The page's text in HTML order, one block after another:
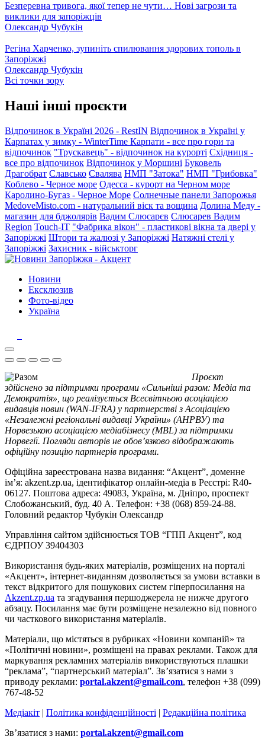
Безперевна тривога, якої тепер не чути… Нові загрози та
виклики для запоріжців
Олександр Чубукін
Регіна Харченко, зупиніть спилювання здорових тополь в
Запоріжжі
Олександр Чубукін
Всі точки зору
Наші інші проєкти
Відпочинок в Україні 2026 - RestIN Відпочинок в Україні у
Карпатах у зимку - WinterTime Карпати - все про гори та
відпочинок "Трускавець" - відпочинок на курорті Східниця -
все про відпочинок Відпочинок у Моршині Буковель
Драгобрат Славсько Свалява НМП "Затока" НМП "Грибовка"
Коблево - Черное море Одесса - курорт на Черном море
Каролино-Бугаз - Черное Море Солнечные панели Запорожья
MedoveMisto.com - натуральний віск та вощина Долина Меду -
магазин для бджолярів Вадим Слюсарєв Слюсарев Вадим
Region Touch-IT "Фабрика вікон" - пластикові вікна та двері у
Запоріжжі Штори та жалюзі у Запоріжжі Натяжні стелі у
Запоріжжі Захисник - військторг
Новини
Ексклюзив
Фото-відео
Україна
Проєкт
здійснено за підтримки програми «Сильніші разом: Медіа та
Демократія», що реалізується Всесвітньою асоціацією
видавців новин (WAN-IFRA) у партнерстві з Асоціацією
«Незалежні регіональні видавці України» (АНРВУ) та
Норвезькою асоціацією медіабізнесу (MBL) за підтримки
Норвегії. Погляди авторів не обов’язково відображають
офіційну позицію партнерів програми.
Офіційна зареєстрована назва видання: “Акцент”, доменне
ім’я: akzent.zp.ua, ідентифікатор онлайн-медіа в Реєстрі: R40-
06127. Поштова адреса: 49083, Україна, м. Дніпро, проспект
Слобожанський, буд. 40 А. Телефон: +38 (068) 859-24-88.
Головний редактор Чубукін Олександр
Управління сайтом здійснюється ТОВ “ГПП Акцент”, код
ЄДРПОУ 39404303
Використання будь-яких матеріалів, розміщених на порталі
«Акцент», інтернет-виданням дозволяється за умови вставки в
текст відкритого для пошукових систем гіперпосилання на
Akzent.zp.ua та згадування першоджерела не нижче другого
абзацу. Посилання має бути розміщене незалежно від повного
чи часткового використання матеріалів.
Матеріали, що містяться в рубриках «Новини компаній» та
«Політичні новини», розміщені на правах реклами. Також для
маркування рекламних матеріалів використвуються плашки
“реклама”, “партнерський матеріал”. Зв’язатися з нами з
приводу реклами: portal.akzent@gmail.com, телефон +38 (099)
767-48-52
Медіакіт | Політика конфіденційності | Редакційна політика
Зв’язатися з нами: portal.akzent@gmail.com